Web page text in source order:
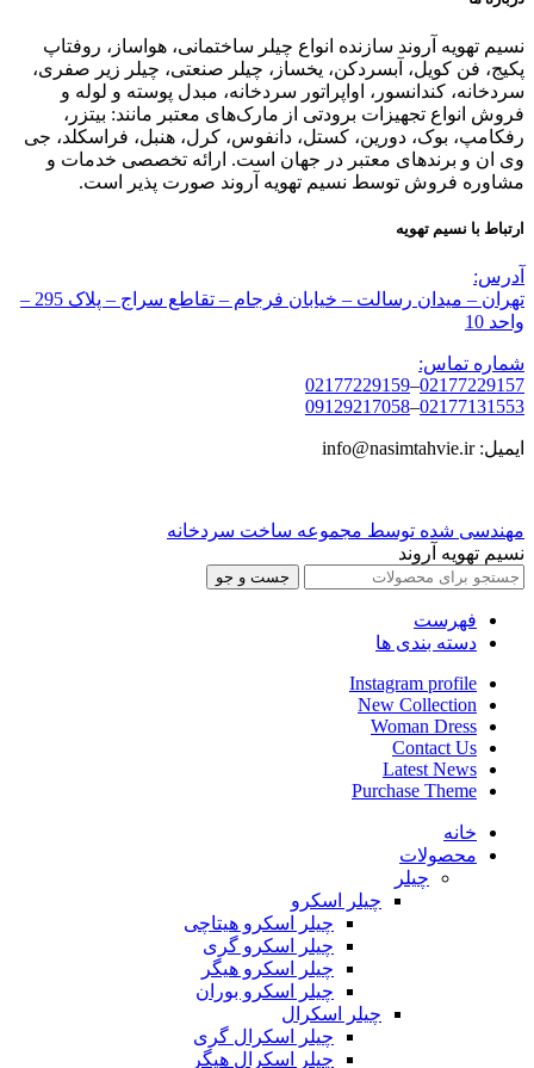
نسیم تهویه آروند سازنده انواع چیلر ساختمانی، هواساز، روفتاپ
پکیج، فن کویل، آبسردکن، یخساز، چیلر صنعتی، چیلر زیر صفری،
سردخانه، کندانسور، اواپراتور سردخانه، مبدل پوسته و لوله و
فروش انواع تجهیزات برودتی از مارک‌های معتبر مانند: بیتزر،
رفکامپ، بوک، دورین، کستل، دانفوس، کرل، هنبل، فراسکلد، جی
وی ان و برندهای معتبر در جهان است. ارائه تخصصی خدمات و
مشاوره فروش توسط نسیم تهویه آروند صورت پذیر است.
ارتباط با نسیم تهویه
آدرس:
تهران – میدان رسالت – خیابان فرجام – تقاطع سراج – پلاک 295 –
واحد 10
شماره تماس:
02177229157
–
02177229159
02177131553
–
09129217058
ایمیل: info@nasimtahvie.ir
مهندسی شده توسط مجموعه ساخت سردخانه
نسیم تهویه آروند
جست و جو
فهرست
دسته بندی ها
Instagram profile
New Collection
Woman Dress
Contact Us
Latest News
Purchase Theme
خانه
محصولات
چیلر
چیلر اسکرو
چیلر اسکرو هیتاچی
چیلر اسکرو گری
چیلر اسکرو هیگر
چیلر اسکرو بوران
چیلر اسکرال
چیلر اسکرال گری
چیلر اسکرال هیگر